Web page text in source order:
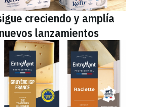
creciendo y amplía
lanzamientos